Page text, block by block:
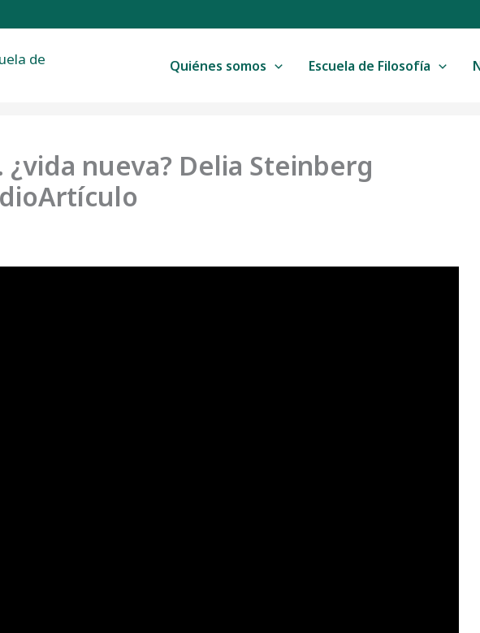
Quiénes somos Escuela de Filosofía
nueva? Delia Steinberg